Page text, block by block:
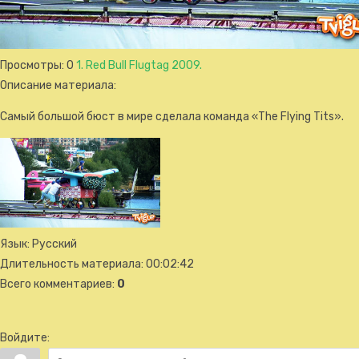
Просмотры: 0 1. Red Bull Flugtag 2009.
Описание материала:
Самый большой бюст в мире сделала команда «The Flying Tits».
Язык: Русский
Длительность материала: 00:02:42
Всего комментариев: 0
Войдите: